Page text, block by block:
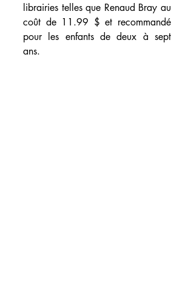
librairies telles que Renaud Bray au
coût de 11.99 $ et recommandé
pour les enfants de deux à sept
ans.